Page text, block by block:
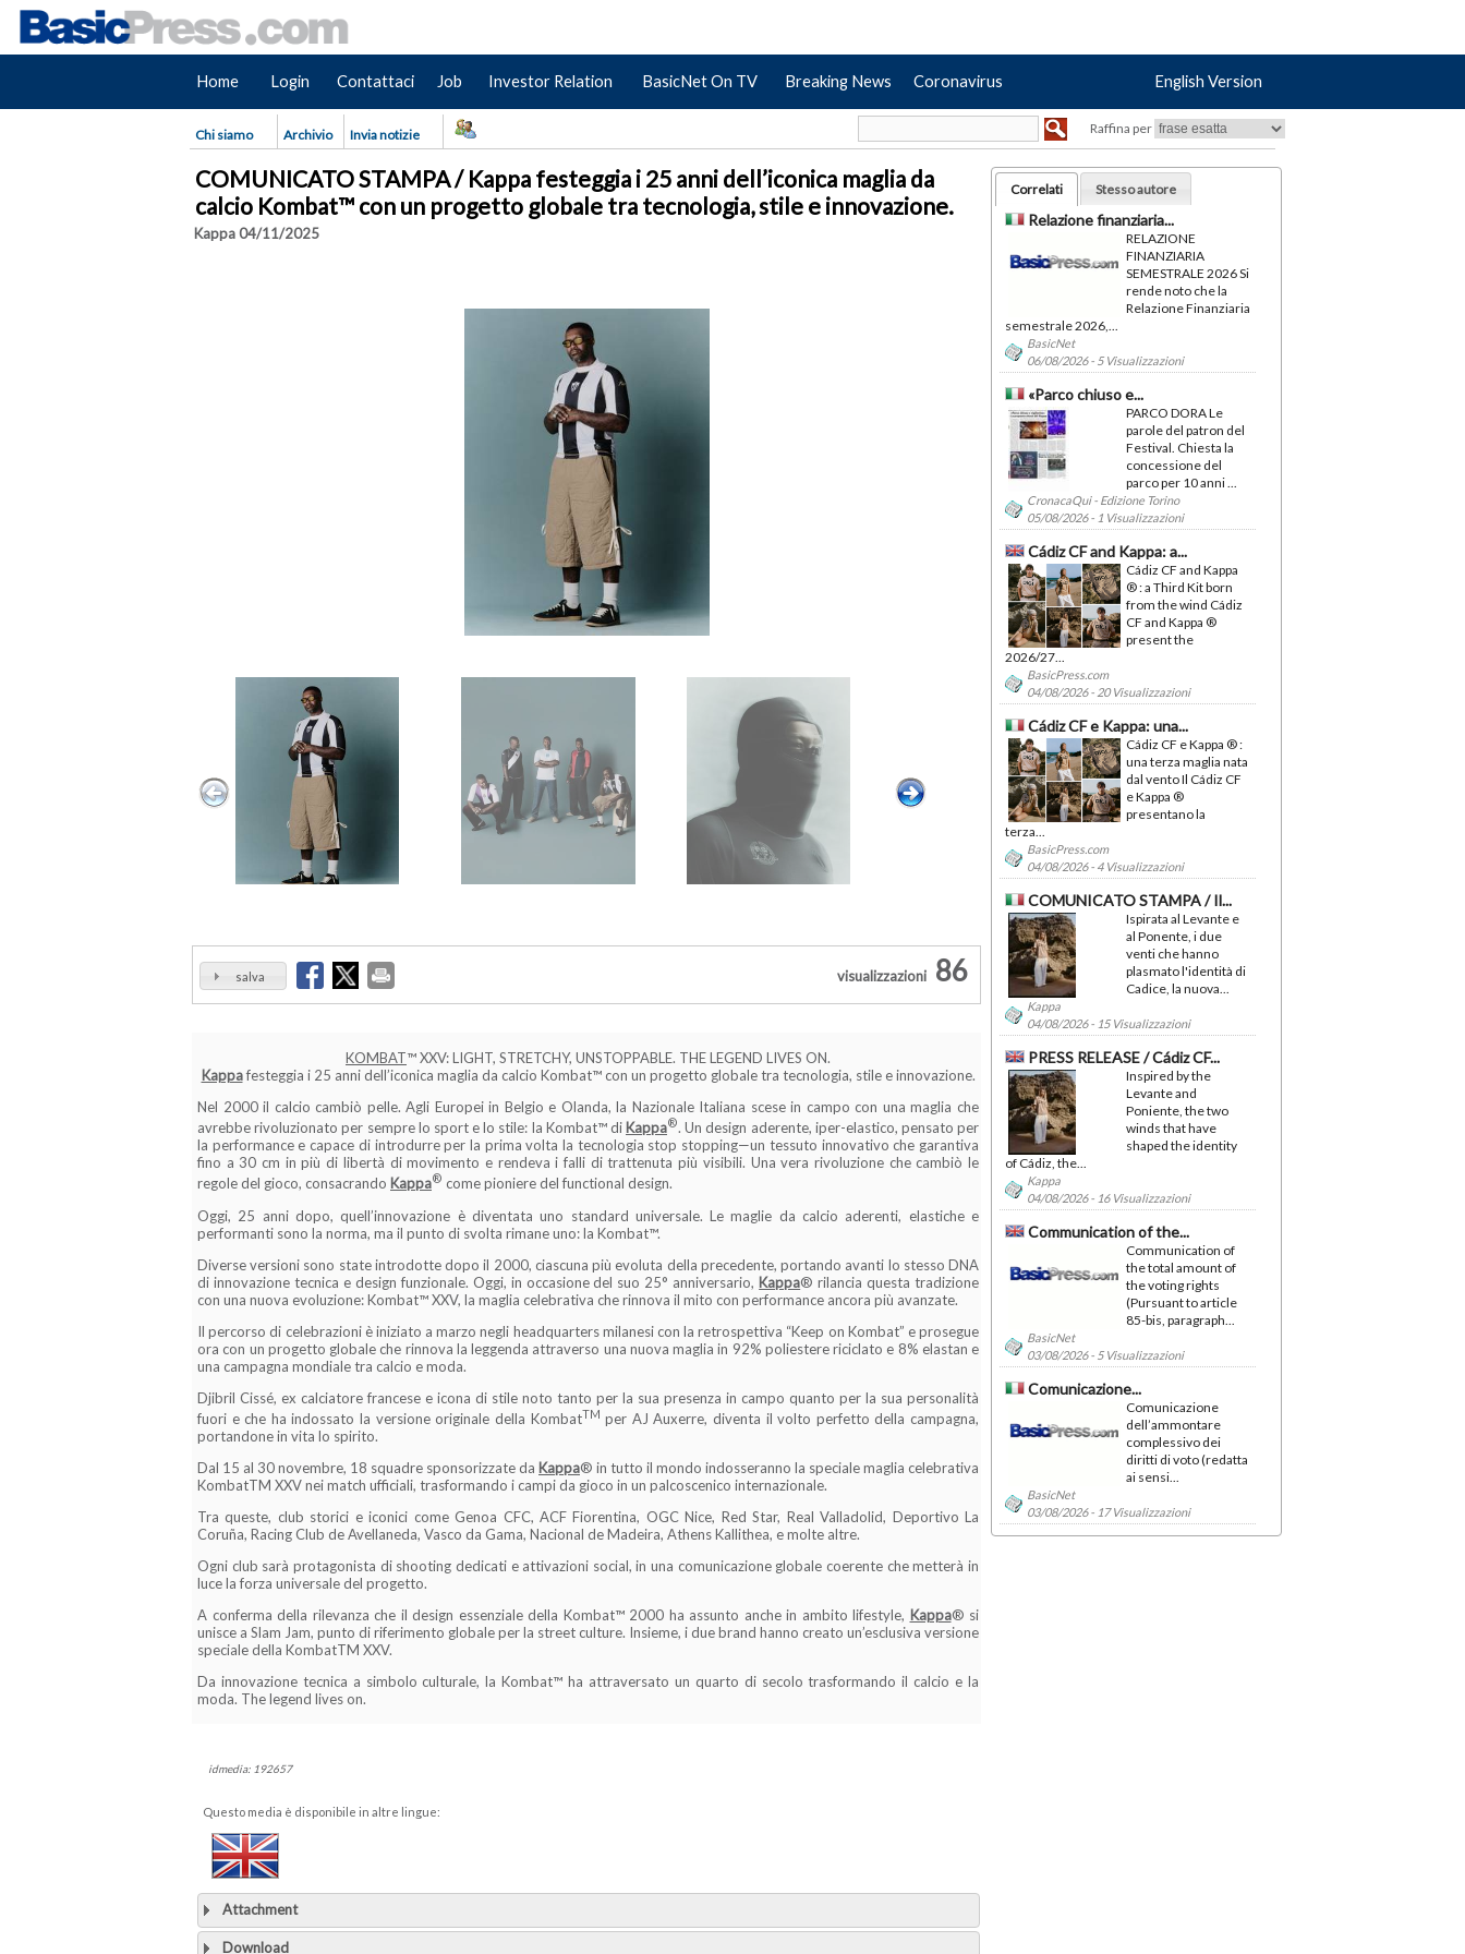
Home Login Contattaci Job Investor Relation BasicNet On TV Breaking News Coronavirus English Version
Chi siamo Archivio Invia notizie Raffina per
Correlati Stesso autore
Relazione finanziaria...
RELAZIONE
FINANZIARIA
SEMESTRALE 2026 Si
rende noto che la
Relazione Finanziaria
semestrale 2026,...
BasicNet
06/08/2026 - 5 Visualizzazioni
«Parco chiuso e...
PARCO DORA Le
parole del patron del
Festival. Chiesta la
concessione del
parco per 10 anni ...
CronacaQui - Edizione Torino
05/08/2026 - 1 Visualizzazioni
Cádiz CF and Kappa: a...
Cádiz CF and Kappa
® : a Third Kit born
from the wind Cádiz
CF and Kappa ®
present the
2026/27...
BasicPress.com
04/08/2026 - 20 Visualizzazioni
Cádiz CF e Kappa: una...
Cádiz CF e Kappa ® :
una terza maglia nata
dal vento Il Cádiz CF
e Kappa ®
presentano la
terza...
BasicPress.com
04/08/2026 - 4 Visualizzazioni
COMUNICATO STAMPA / Il...
Ispirata al Levante e
al Ponente, i due
venti che hanno
plasmato l'identità di
Cadice, la nuova...
Kappa
04/08/2026 - 15 Visualizzazioni
PRESS RELEASE / Cádiz CF...
Inspired by the
Levante and
Poniente, the two
winds that have
shaped the identity
of Cádiz, the...
Kappa
04/08/2026 - 16 Visualizzazioni
Communication of the...
Communication of
the total amount of
the voting rights
(Pursuant to article
85-bis, paragraph...
BasicNet
03/08/2026 - 5 Visualizzazioni
Comunicazione...
Comunicazione
dell’ammontare
complessivo dei
diritti di voto (redatta
ai sensi...
BasicNet
03/08/2026 - 17 Visualizzazioni
COMUNICATO STAMPA / Kappa festeggia i 25 anni dell’iconica maglia da
calcio Kombat™ con un progetto globale tra tecnologia, stile e innovazione.
Kappa04/11/2025
visualizzazioni 86
salva
KOMBAT™ XXV: LIGHT, STRETCHY, UNSTOPPABLE. THE LEGEND LIVES ON.
Kappafesteggia i 25 anni dell’iconica maglia da calcio Kombat™ con un progetto globale tra tecnologia, stile e innovazione.
Nel 2000 il calcio cambiò pelle. Agli Europei in Belgio e Olanda, la Nazionale Italiana scese in campo con una maglia che
avrebbe rivoluzionato per sempre lo sport e lo stile: la Kombat™ di Kappa®. Un design aderente, iper-elastico, pensato per
la performance e capace di introdurre per la prima volta la tecnologia stop stopping—un tessuto innovativo che garantiva
fino a 30 cm in più di libertà di movimento e rendeva i falli di trattenuta più visibili. Una vera rivoluzione che cambiò le
regole del gioco, consacrando Kappa® come pioniere del functional design.
Oggi, 25 anni dopo, quell’innovazione è diventata uno standard universale. Le maglie da calcio aderenti, elastiche e
performanti sono la norma, ma il punto di svolta rimane uno: la Kombat™.
Diverse versioni sono state introdotte dopo il 2000, ciascuna più evoluta della precedente, portando avanti lo stesso DNA
di innovazione tecnica e design funzionale. Oggi, in occasione del suo 25° anniversario, Kappa® rilancia questa tradizione
con una nuova evoluzione: Kombat™ XXV, la maglia celebrativa che rinnova il mito con performance ancora più avanzate.
Il percorso di celebrazioni è iniziato a marzo negli headquarters milanesi con la retrospettiva “Keep on Kombat” e prosegue
ora con un progetto globale che rinnova la leggenda attraverso una nuova maglia in 92% poliestere riciclato e 8% elastan e
una campagna mondiale tra calcio e moda.
Djibril Cissé, ex calciatore francese e icona di stile noto tanto per la sua presenza in campo quanto per la sua personalità
fuori e che ha indossato la versione originale della KombatTM per AJ Auxerre, diventa il volto perfetto della campagna,
portandone in vita lo spirito.
Dal 15 al 30 novembre, 18 squadre sponsorizzate da Kappa® in tutto il mondo indosseranno la speciale maglia celebrativa
KombatTM XXV nei match ufficiali, trasformando i campi da gioco in un palcoscenico internazionale.
Tra queste, club storici e iconici come Genoa CFC, ACF Fiorentina, OGC Nice, Red Star, Real Valladolid, Deportivo La
Coruña, Racing Club de Avellaneda, Vasco da Gama, Nacional de Madeira, Athens Kallithea, e molte altre.
Ogni club sarà protagonista di shooting dedicati e attivazioni social, in una comunicazione globale coerente che metterà in
luce la forza universale del progetto.
A conferma della rilevanza che il design essenziale della Kombat™ 2000 ha assunto anche in ambito lifestyle, Kappa® si
unisce a Slam Jam, punto di riferimento globale per la street culture. Insieme, i due brand hanno creato un’esclusiva versione
speciale della KombatTM XXV.
Da innovazione tecnica a simbolo culturale, la Kombat™ ha attraversato un quarto di secolo trasformando il calcio e la
moda. The legend lives on.
idmedia: 192657
Questo media è disponibile in altre lingue:
Attachment
Download